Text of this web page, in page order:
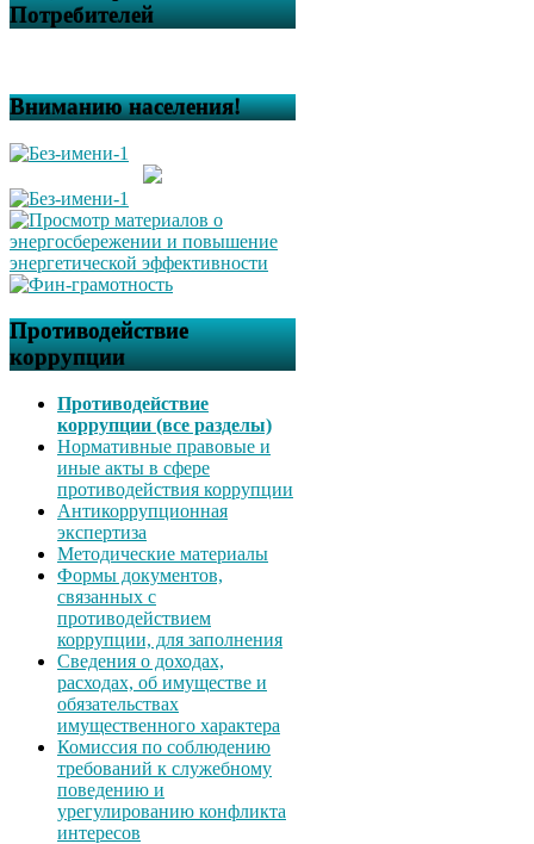
бюджете сельского поселения
Килимовский сельсовет
Башкортостан на 2025 год и
на плановый период 2026 и
Решение “О внесении
изменений в решение Совета
от «25» ноября 2021 №146
«Об установлении земельного
налога на территории
сельского поселения
Килимовский сельсовет
Буздякский район Республики
Башкортостан»
Решение “Об утверждении
Порядка проведения
антикоррупционной
экспертизы муниципальных
нормативных правовых актов
и их проектов”
Потребителей
Вниманию населения!
Противодействие
коррупции
Противодействие
коррупции (все разделы)
Нормативные правовые и
иные акты в сфере
противодействия коррупции
Антикоррупционная
экспертиза
Методические материалы
Формы документов,
связанных с
противодействием
коррупции, для заполнения
Сведения о доходах,
расходах, об имуществе и
обязательствах
имущественного характера
Комиссия по соблюдению
требований к служебному
поведению и
урегулированию конфликта
интересов